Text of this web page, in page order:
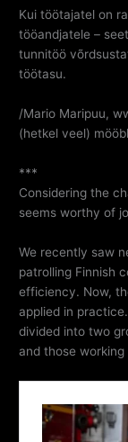
Kui töötajatel on
tööandjatele –
tunnitöö
töötasu.
/Mario Maripuu,
(hetkel veel)
***
Considering the
seems worthy of
We recently saw
patrolling Finnish
efficiency. Now,
applied in
divided into two
and those